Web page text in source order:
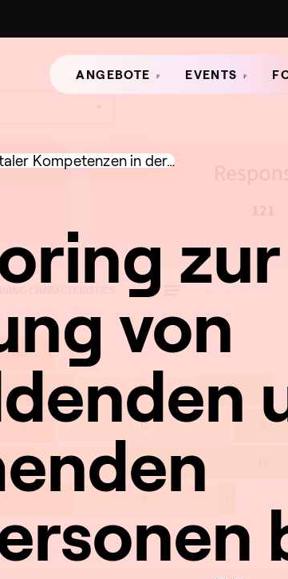
ANGEBOTE EVENTS
Kompetenzen in der…
zur
von